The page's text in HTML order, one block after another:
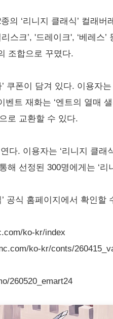
의 ‘리니지 클래식’ 컬래
리스크’, '드레이크', ‘베레
조합으로 꾸몄다.
쿠폰이 담겨 있다. 이용자
트 재화는 ‘엔트의 열매
로 교환할 수 있다.
다. 이용자는 ‘리니지 클
선정된 300명에게는 ‘리
공식 홈페이지에서 확인할
ko-kr/index
ko-kr/conts/
260520_emart24